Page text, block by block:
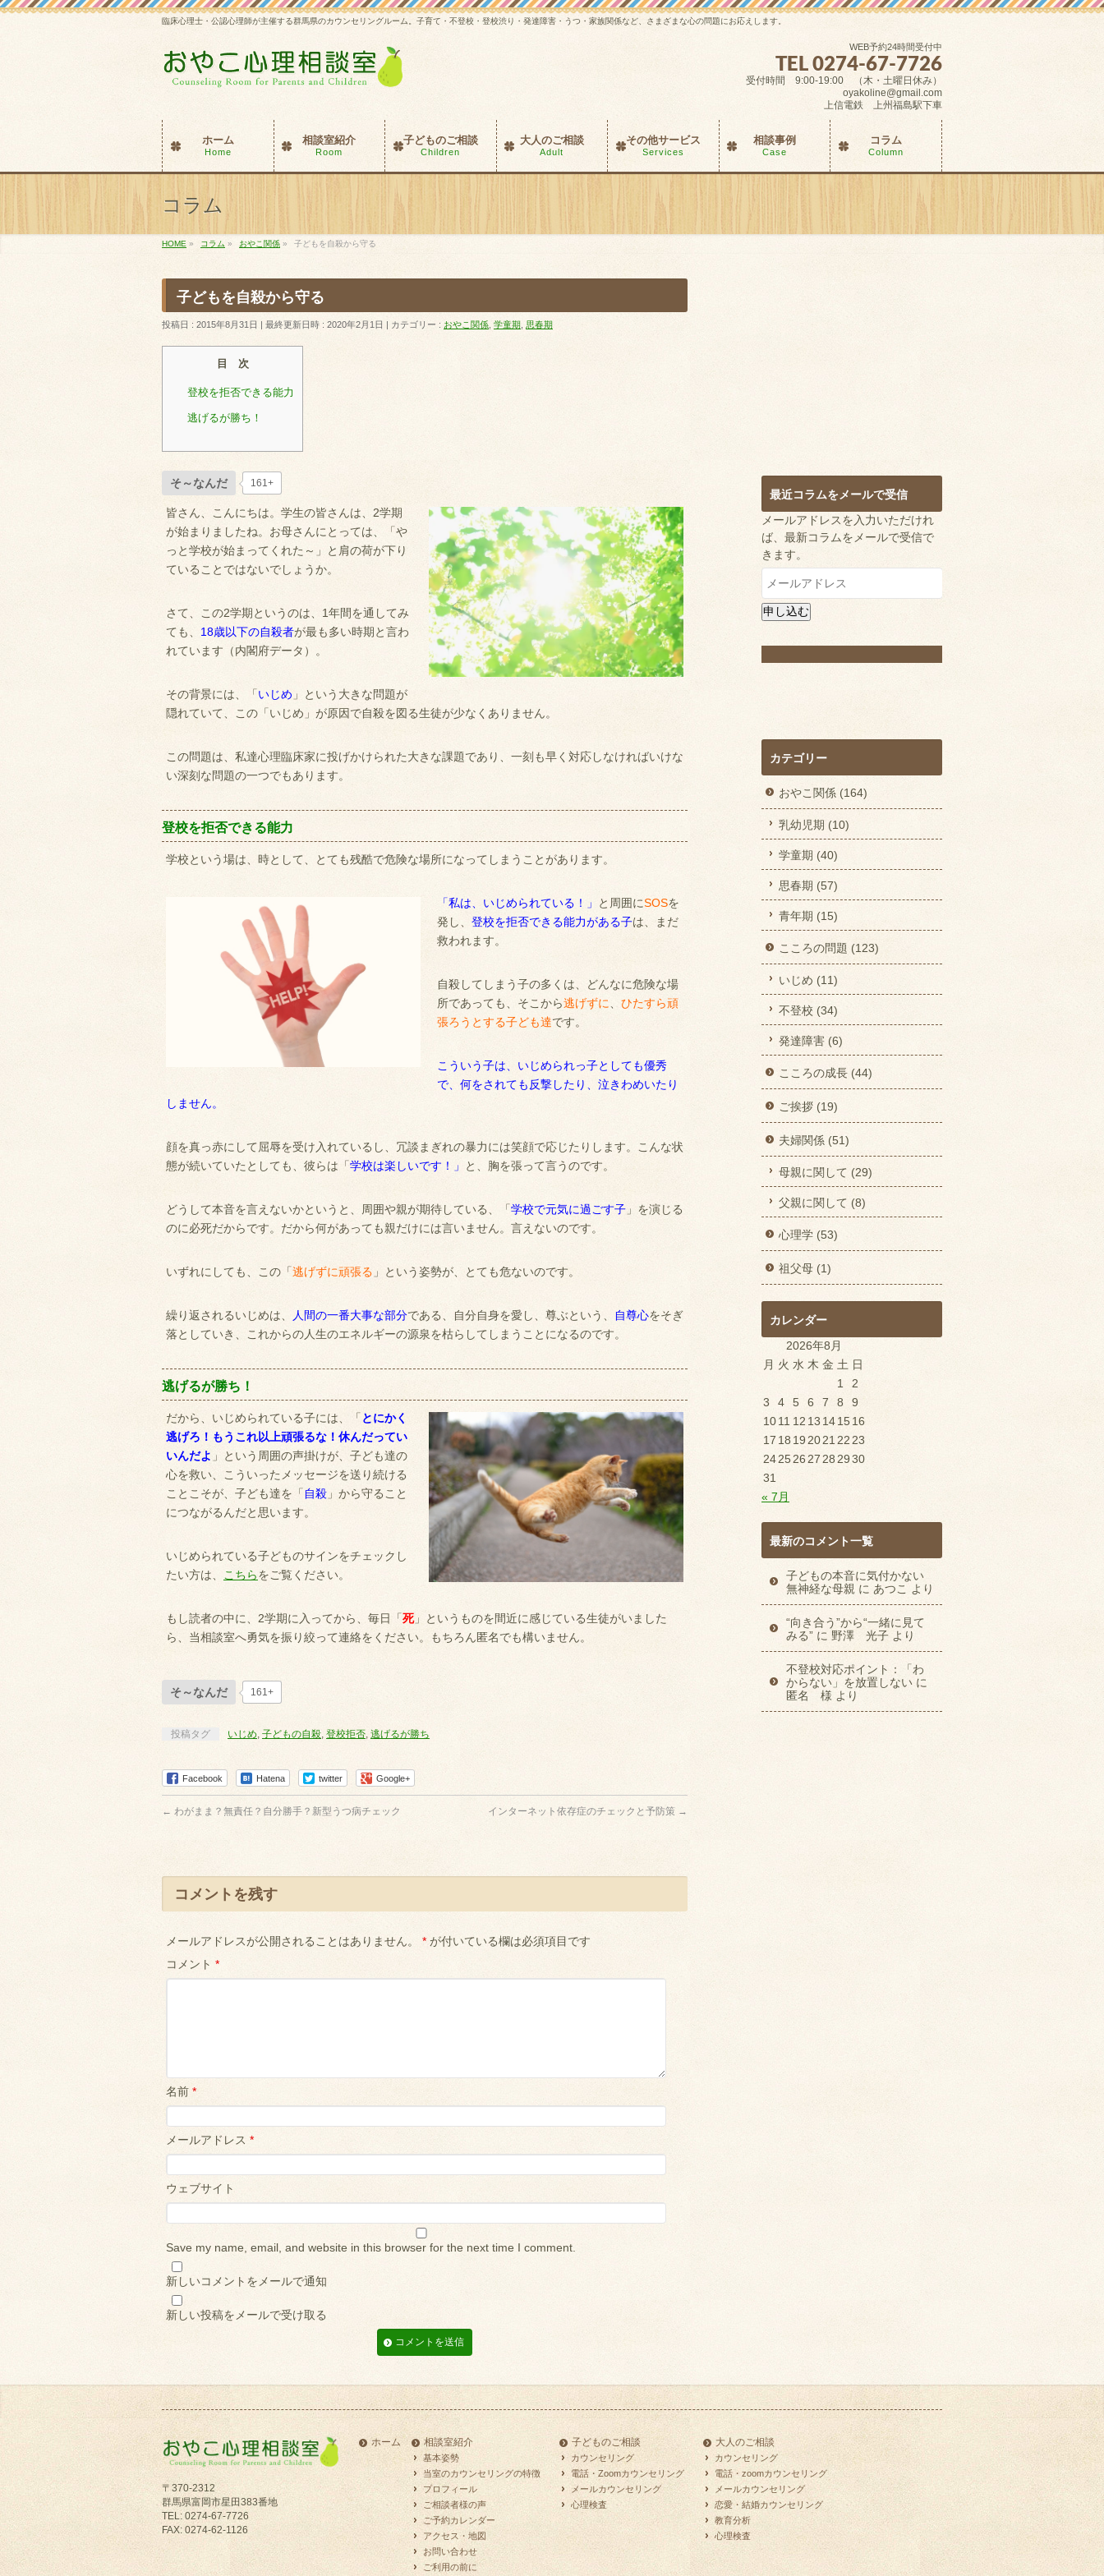
臨床心理士・公認心理師が主催する群馬県のカウンセリングルーム。子育て・不登校・登校渋り・発達障害・うつ・家族関係など、さまざまな心の問題にお応えします。
WEB予約24時間受付中
TEL 0274-67-7726
受付時間 9:00-19:00 （木・土曜日休み）
oyakoline@gmail.com
上信電鉄 上州福島駅下車
ホーム
Home
相談室紹介
Room
子どものご相談
Children
大人のご相談
Adult
その他サービス
Services
相談事例
Case
コラム
Column
コラム
HOME » コラム » おやこ関係 » 子どもを自殺から守る
子どもを自殺から守る
投稿日 : 2015年8月31日 最終更新日時 : 2020年2月1日 カテゴリー : おやこ関係 学童期 思春期
目 次
登校を拒否できる能力
逃げるが勝ち！
そ～なんだ 161+
皆さん、こんにちは。学生の皆さんは、2学期
が始まりましたね。お母さんにとっては、「や
っと学校が始まってくれた～」と肩の荷が下り
ていることではないでしょうか。
さて、この2学期というのは、1年間を通してみ
ても、 18歳以下の自殺者が最も多い時期と言わ
れています（内閣府データ）。
その背景には、「いじめ 」という大きな問題が
隠れていて、この「いじめ」が原因で自殺を図る生徒が少なくありません。
この問題は、私達心理臨床家に投げかけられた大きな課題であり、一刻も早く対応しなければいけな
い深刻な問題の一つでもあります。
登校を拒否できる能力
学校という場は、時として、とても残酷で危険な場所になってしまうことがあります。
「私は、いじめられている！」 と周囲にSOSを
発し、 登校を拒否できる能力がある子は、まだ
救われます。
自殺してしまう子の多くは、どんなに危険な場
所であっても、そこから逃げずに、 ひたすら頑
張ろうとする子ども達です。
こういう子は、いじめられっ子としても優秀
で、何をされても反撃したり、泣きわめいたり
しません。
顔を真っ赤にして屈辱を受け入れているし、冗談まぎれの暴力には笑顔で応じたりします。こんな状
態が続いていたとしても、彼らは「学校は楽しいです！」 と、胸を張って言うのです。
どうして本音を言えないかというと、周囲や親が期待している、「学校で元気に過ごす子 」を演じる
のに必死だからです。だから何があっても親だけには言いません。言えないのです。
いずれにしても、この「逃げずに頑張る 」という姿勢が、とても危ないのです。
繰り返されるいじめは、 人間の一番大事な部分である、自分自身を愛し、尊ぶという、 自尊心をそぎ
落としていき、これからの人生のエネルギーの源泉を枯らしてしまうことになるのです。
逃げるが勝ち！
だから、いじめられている子には、「 とにかく
逃げろ！もうこれ以上頑張るな！休んだってい
いんだよ 」という周囲の声掛けが、子ども達の
心を救い、こういったメッセージを送り続ける
ことこそが、子ども達を「 自殺 」から守ること
につながるんだと思います。
いじめられている子どものサインをチェックし
たい方は、 こちらをご覧ください。
もし読者の中に、2学期に入ってから、毎日「死」というものを間近に感じている生徒がいました
ら、当相談室へ勇気を振り絞って連絡をください。もちろん匿名でも構いません。
そ～なんだ 161+
投稿タグ いじめ, 子どもの自殺, 登校拒否, 逃げるが勝ち
Facebook Hatena twitter Google+
← わがまま？無責任？自分勝手？新型うつ病チェック インターネット依存症のチェックと予防策 →
コメントを残す
メールアドレスが公開されることはありません。 * が付いている欄は必須項目です
コメント *
名前 *
メールアドレス *
ウェブサイト
Save my name, email, and website in this browser for the next time I comment.
新しいコメントをメールで通知
新しい投稿をメールで受け取る
最近コラムをメールで受信
メールアドレスを入力いただけれ
ば、最新コラムをメールで受信で
きます。
メ
ー
ル
ア
申し込む
カテゴリー
おやこ関係 (164)
乳幼児期 (10)
学童期 (40)
思春期 (57)
青年期 (15)
こころの問題 (123)
いじめ (11)
不登校 (34)
発達障害 (6)
こころの成長 (44)
ご挨拶 (19)
夫婦関係 (51)
母親に関して (29)
父親に関して (8)
心理学 (53)
祖父母 (1)
カレンダー
2026年8月
月 火 水 木 金 土 日
1
2
3
4 5 6 7 8
9
1011 12 13 141516
17 18 19 2021 22 23
2425 26 27 28 2930
31
« 7月
最新のコメント一覧
子どもの本音に気付かない
無神経な母親 に あつこ より
“向き合う”から“一緒に見て
みる” に 野澤 光子 より
不登校対応ポイント：「わ
からない」を放置しない に
匿名 様 より
〒370-2312
群馬県富岡市星田383番地
TEL: 0274-67-7726
FAX: 0274-62-1126
ホーム 相談室紹介
基本姿勢
当室のカウンセリングの特徴
プロフィール
ご相談者様の声
ご予約カレンダー
アクセス・地図
お問い合わせ
ご利用の前に
子どものご相談
カウンセリング
電話・Zoomカウンセリング
メールカウンセリング
心理検査
大人のご相談
カウンセリング
電話・zoomカウンセリング
メールカウンセリング
恋愛・結婚カウンセリング
教育分析
心理検査